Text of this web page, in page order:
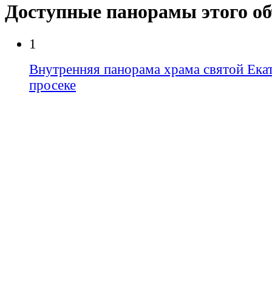
Доступные панорамы этого
1
Внутренняя панорама храма святой
просеке